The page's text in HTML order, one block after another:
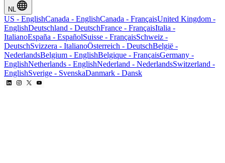
NL
US - EnglishCanada - EnglishCanada - FrançaisUnited Kingdom -
EnglishDeutschland - DeutschFrance - FrançaisItalia -
ItalianoEspaña - EspañolSuisse - FrançaisSchweiz -
DeutschSvizzera - ItalianoÖsterreich - DeutschBelgië -
NederlandsBelgium - EnglishBelgique - FrançaisGermany -
EnglishNetherlands - EnglishNederland - NederlandsSwitzerland -
EnglishSverige - SvenskaDanmark - Dansk